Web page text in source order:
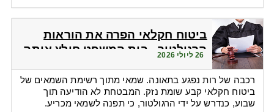
ביטוח חקלאי הפרה את הוראות
הרגולטור - בית המשפט חילץ אותה
26 ליולי 2026
רכבה של רות נפגע בתאונה. שמאי מתוך רשימת השמאים של
ביטוח חקלאי קבע שומת נזק. המבטחת לא הודיעה תוך
שבוע, כנדרש על ידי הרגולטור, כי תפנה לשמאי מכריע.